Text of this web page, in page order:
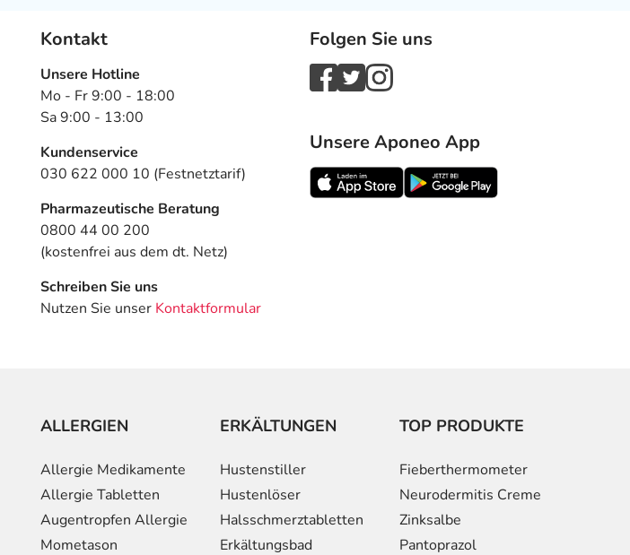
Kontakt
Unsere Hotline
Mo - Fr 9:00 - 18:00
Sa 9:00 - 13:00
Kundenservice
030 622 000 10 (Festnetztarif)
Pharmazeutische Beratung
0800 44 00 200
(kostenfrei aus dem dt. Netz)
Schreiben Sie uns
Nutzen Sie unser Kontaktformular
Folgen Sie uns
Unsere Aponeo App
ALLERGIEN
Allergie Medikamente
Allergie Tabletten
Augentropfen Allergie
Mometason
ERKÄLTUNGEN
Hustenstiller
Hustenlöser
Halsschmerztabletten
Erkältungsbad
TOP PRODUKTE
Fieberthermometer
Neurodermitis Creme
Zinksalbe
Pantoprazol